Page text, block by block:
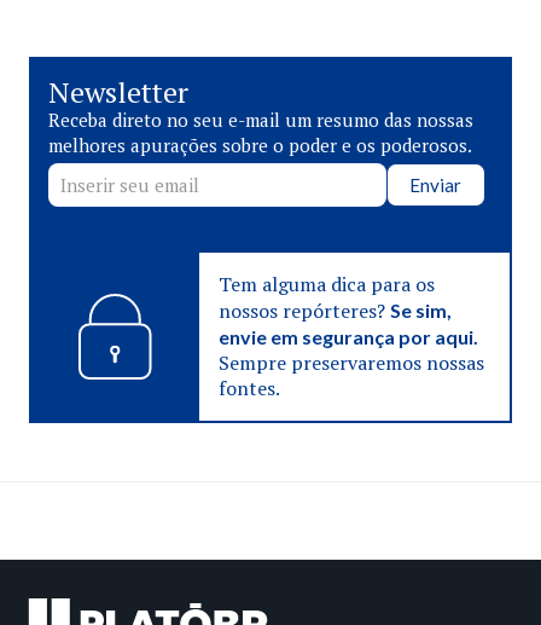
Newsletter
Receba direto no seu e-mail um resumo das nossas
melhores apurações sobre o poder e os poderosos.
Enviar
Tem alguma dica para os
nossos repórteres? Se sim,
envie em segurança por aqui.
Sempre preservaremos nossas
fontes.